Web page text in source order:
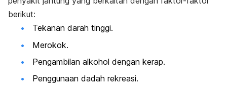
berikut:
Tekanan darah tinggi.
Merokok.
Pengambilan alkohol dengan kerap.
Penggunaan dadah rekreasi.